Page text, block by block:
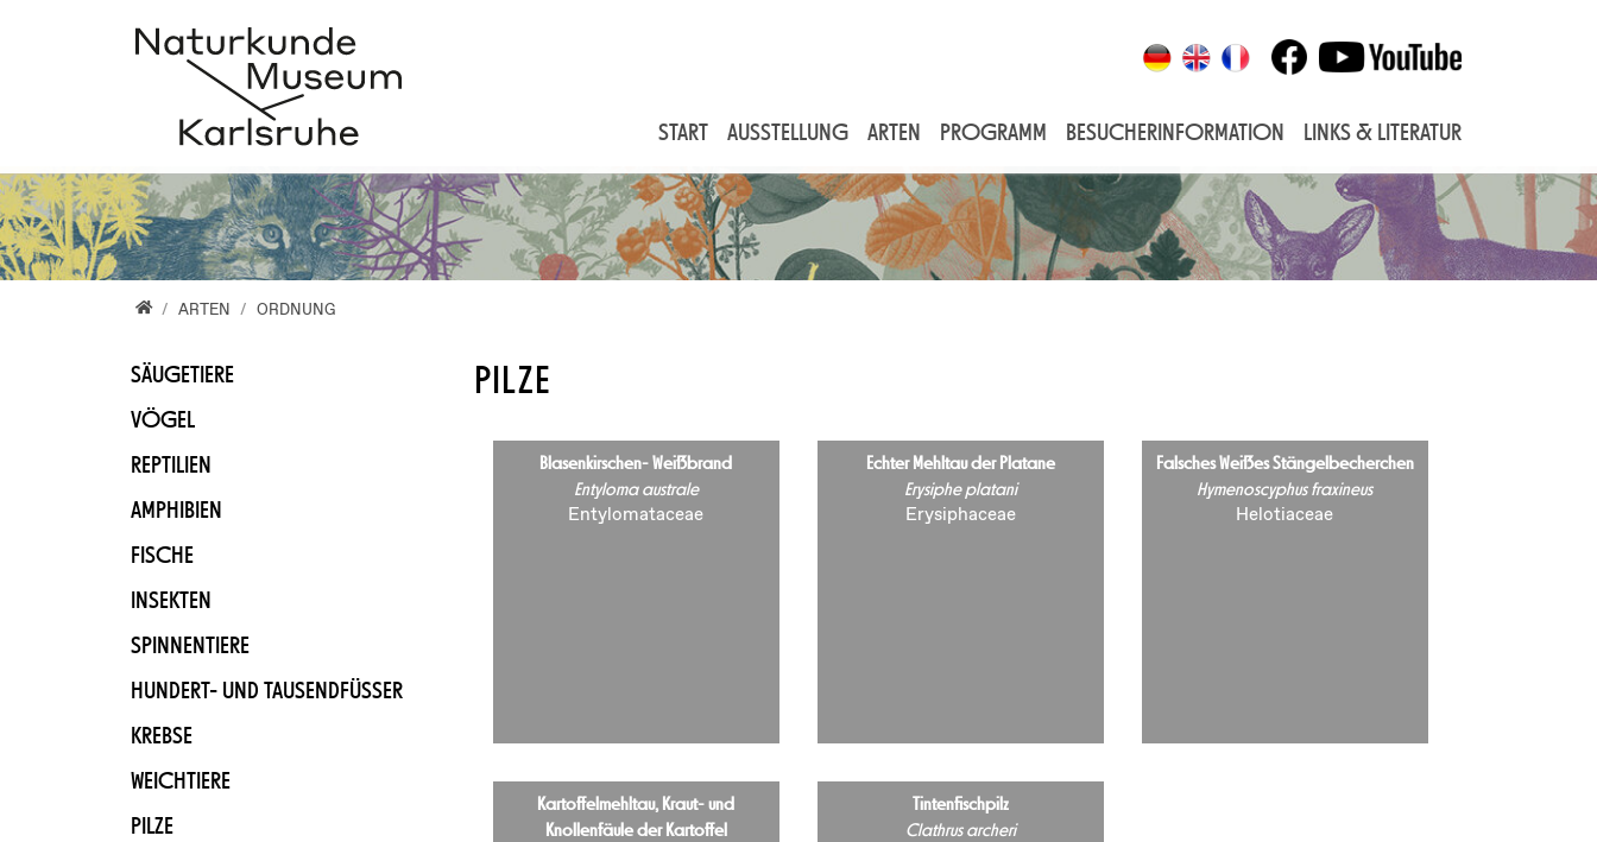
Direkt zur Hauptnavigation springen
Direkt zum Inhalt springen
START AUSSTELLUNG ARTEN PROGRAMM BESUCHERINFORMATION LINKS & LITERATUR
HomeARTEN ORDNUNG
PILZE
Blasenkirschen- Weißbrand
Entyloma australe
Entylomataceae
Echter Mehltau der Platane
Erysiphe platani
Erysiphaceae
Falsches Weißes Stängelbecherchen
Hymenoscyphus fraxineus
Helotiaceae
Kartoffelmehltau, Kraut- und
Knollenfäule der Kartoffel
Tintenfischpilz
Clathrus archeri
SÄUGETIERE
VÖGEL
REPTILIEN
AMPHIBIEN
FISCHE
INSEKTEN
SPINNENTIERE
HUNDERT- UND TAUSENDFÜSSER
KREBSE
WEICHTIERE
PILZE